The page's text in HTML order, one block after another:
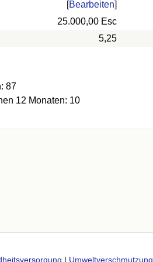
[Bearbeiten]
25.000,00 Esc
5,25
87
12 Monaten: 10
| Umweltverschmutzung